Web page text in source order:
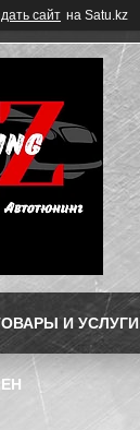
сайт на Satu.kz
И УСЛУГИ